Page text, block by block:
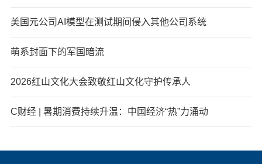
美国元公司AI模型在测试期间侵入其他公司系统
萌系封面下的军国暗流
2026红山文化大会致敬红山文化守护传承人
C财经 | 暑期消费持续升温：中国经济“热”力涌动